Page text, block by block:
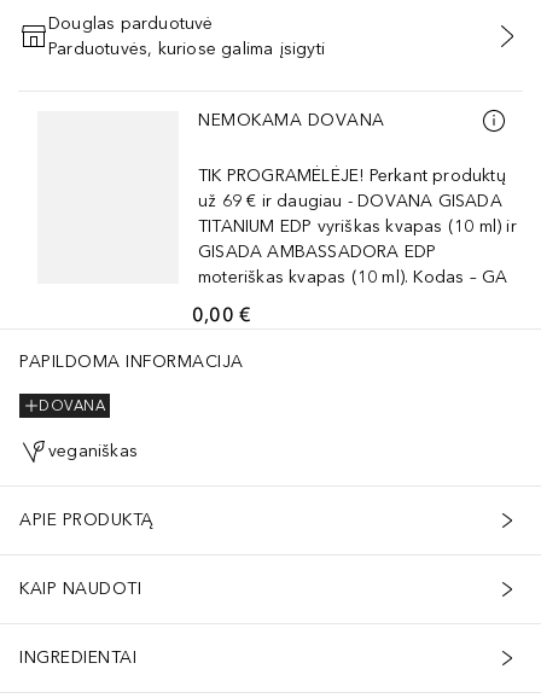
PRIDĖTI Į KREPŠELĮ
Douglas parduotuvė
Parduotuvės, kuriose galima įsigyti
Praleisti slankiklį
NEMOKAMA DOVANA
TIK PROGRAMĖLĖJE! Perkant produktų
už 69 € ir daugiau - DOVANA GISADA
TITANIUM EDP vyriškas kvapas (10 ml) ir
GISADA AMBASSADORA EDP
moteriškas kvapas (10 ml). Kodas – GA
0,00 €
PAPILDOMA INFORMACIJA
DOVANA
veganiškas
APIE PRODUKTĄ
KAIP NAUDOTI
INGREDIENTAI